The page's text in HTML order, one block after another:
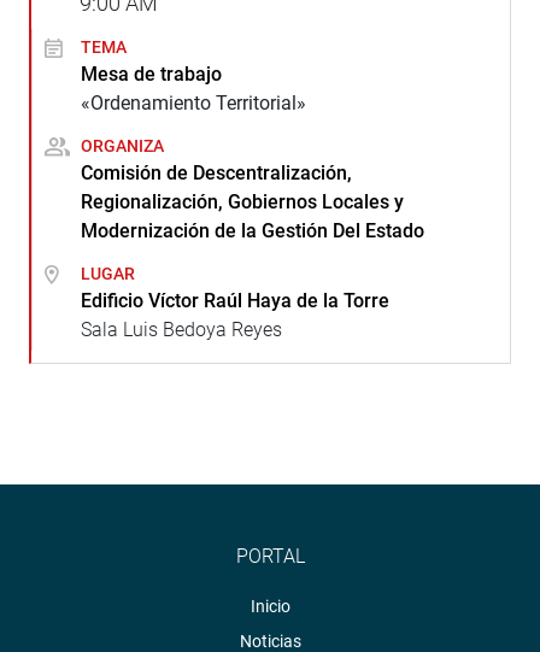
TEMA
Mesa de trabajo
«Ordenamiento Territorial»
ORGANIZA
Comisión de Descentralización,
Regionalización, Gobiernos Locales y
Modernización de la Gestión Del Estado
LUGAR
Edificio Víctor Raúl Haya de la Torre
Sala Luis Bedoya Reyes
PORTAL
Inicio
Noticias